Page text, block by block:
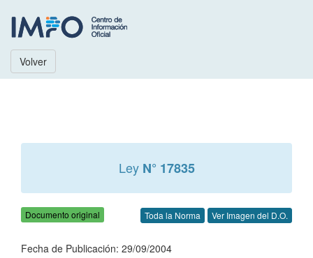
Volver
Ley N° 17835
Documento original Toda la Norma Ver Imagen del D.O.
Fecha de Publicación: 29/09/2004